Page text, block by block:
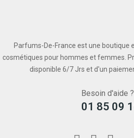
Parfums-De-France est une boutique
cosmétiques pour hommes et femmes.
disponible 6/7 Jrs et d'un
Besoin d'aide ?
01 85 09